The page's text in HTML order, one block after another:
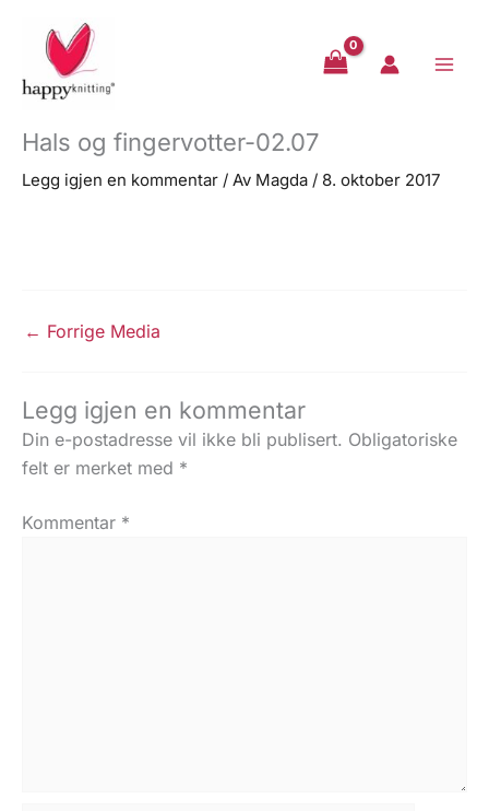
innholdet
Hals og fingervotter-02.07
Legg igjen en kommentar / Av Magda / 8. oktober 2017
← Forrige Media
Legg igjen en kommentar
Din e-postadresse vil ikke bli publisert. Obligatoriske
felt er merket med *
Kommentar *